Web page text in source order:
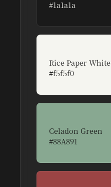
#1a1a1a
Rice Paper White
#f5f5f0
색상
Celadon Green
#88A891
인트 컬러